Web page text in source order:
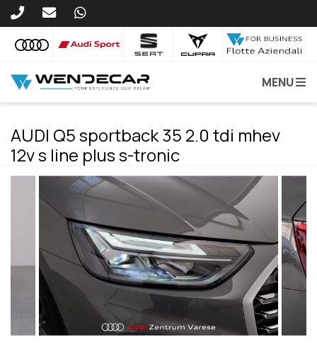
MENU
AUDI Q5 sportback 35 2.0 tdi mhev
12v s line plus s-tronic